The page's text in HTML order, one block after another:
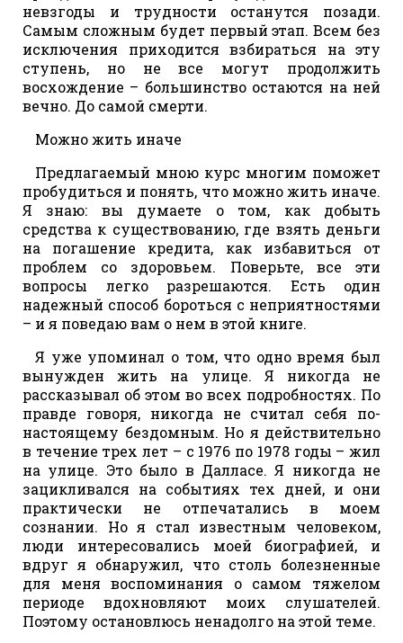
невзгоды и трудности останутся позади.
Самым сложным будет первый этап. Всем без
исключения приходится взбираться на эту
ступень, но не все могут продолжить
восхождение – большинство остаются на ней
вечно. До самой смерти.
Можно жить иначе
Предлагаемый мною курс многим поможет
пробудиться и понять, что можно жить иначе.
Я знаю: вы думаете о том, как добыть
средства к существованию, где взять деньги
на погашение кредита, как избавиться от
проблем со здоровьем. Поверьте, все эти
вопросы легко разрешаются. Есть один
надежный способ бороться с неприятностями
– и я поведаю вам о нем в этой книге.
Я уже упоминал о том, что одно время был
вынужден жить на улице. Я никогда не
рассказывал об этом во всех подробностях. По
правде говоря, никогда не считал себя по-
настоящему бездомным. Но я действительно
в течение трех лет – с 1976 по 1978 годы – жил
на улице. Это было в Далласе. Я никогда не
зацикливался на событиях тех дней, и они
практически не отпечатались в моем
сознании. Но я стал известным человеком,
люди интересовались моей биографией, и
вдруг я обнаружил, что столь болезненные
для меня воспоминания о самом тяжелом
периоде вдохновляют моих слушателей.
Поэтому остановлюсь ненадолго на этой теме.